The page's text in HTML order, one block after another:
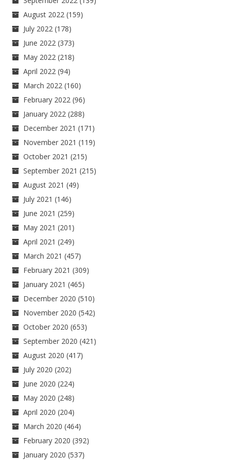
August 2022 (159)
July 2022 (178)
June 2022 (373)
May 2022 (218)
April 2022 (94)
March 2022 (160)
February 2022 (96)
January 2022 (288)
December 2021 (171)
November 2021 (119)
October 2021 (215)
September 2021 (215)
August 2021 (49)
July 2021 (146)
June 2021 (259)
May 2021 (201)
April 2021 (249)
March 2021 (457)
February 2021 (309)
January 2021 (465)
December 2020 (510)
November 2020 (542)
October 2020 (653)
September 2020 (421)
August 2020 (417)
July 2020 (202)
June 2020 (224)
May 2020 (248)
April 2020 (204)
March 2020 (464)
February 2020 (392)
January 2020 (537)